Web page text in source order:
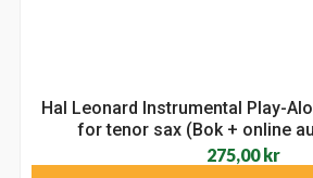
Hal Leonard Instrumental Play-
for tenor sax (Bok + online
275,00kr